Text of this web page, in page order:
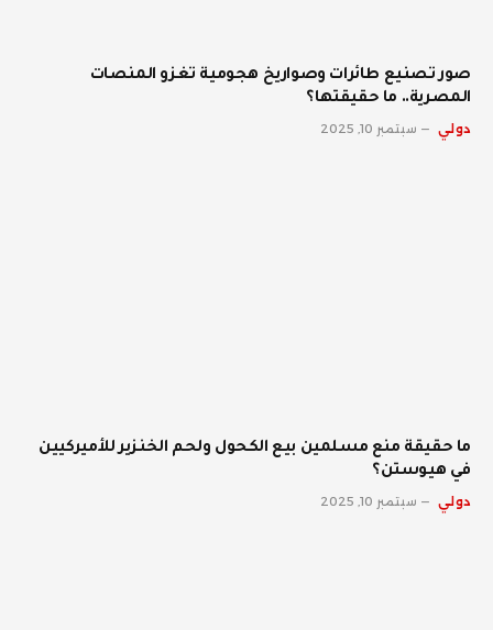
صور تصنيع طائرات وصواريخ هجومية تغزو المنصات
المصرية.. ما حقيقتها؟
دولي سبتمبر 10, 2025
ما حقيقة منع مسلمين بيع الكحول ولحم الخنزير للأميركيين
في هيوستن؟
دولي سبتمبر 10, 2025